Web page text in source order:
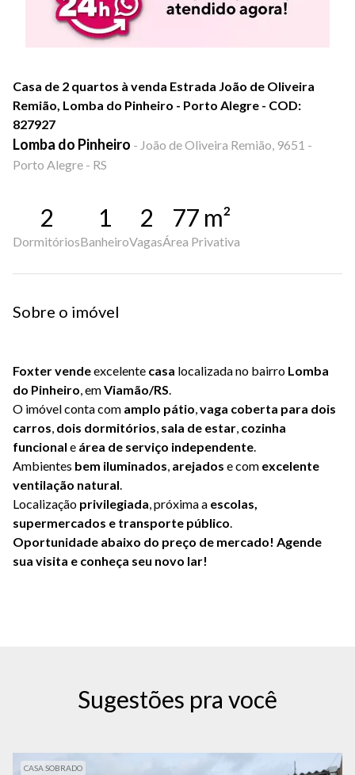
Casa de 2 quartos à venda Estrada João de Oliveira
Remião, Lomba do Pinheiro - Porto Alegre - COD:
827927
Lomba do Pinheiro - João de Oliveira Remião, 9651 -
Porto Alegre - RS
2
Dormitórios
1
Banheiro
2
Vagas
77 m²
Área Privativa
Sobre o imóvel
Foxter vendeexcelente casa localizada no bairro Lomba
do Pinheiro, emViamão/RS.
O imóvel conta com amplo pátio,vaga coberta para dois
carros, dois dormitórios, sala de estar, cozinha
funcional e área de serviço independente.
Ambientes bem iluminados, arejados e com excelente
ventilação natural.
Localização privilegiada, próxima a escolas,
supermercados e transporte público.
Oportunidade abaixo do preço de mercado! Agende
sua visita e conheça seu novo lar!
Sugestões pra você
CASA SOBRADO